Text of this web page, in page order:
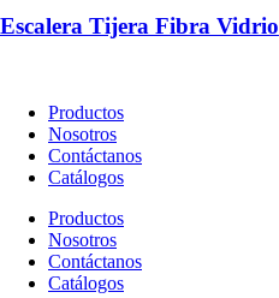
Uso
Accesorios
Capacidad de carga
Tipo
Tramos
Escalera Tijera Fibra Vidrio
Productos
Nosotros
Contáctanos
Catálogos
Productos
Nosotros
Contáctanos
Catálogos